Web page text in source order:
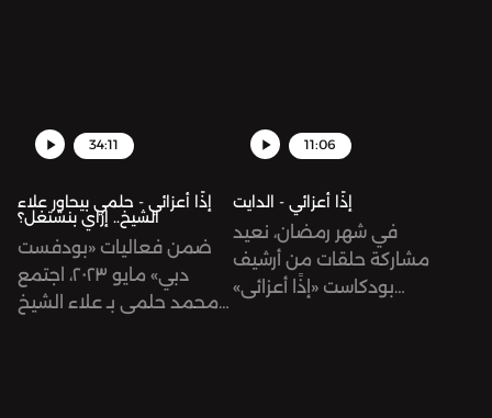
34:11
إذًا أعزائي - حلمي بيحاور علاء
الشيخ.. إزاي بنشتغل؟
ضمن فعاليات «بودفست
دبي» مايو ٢٠٢٣، اجتمع
محمد حلمي بـ علاء الشيخ
11:06
إذًا أعزائي - الدايت
في شهر رمضان، نعيد
مشاركة حلقات من أرشيف
بودكاست «إذًا أعزائي»